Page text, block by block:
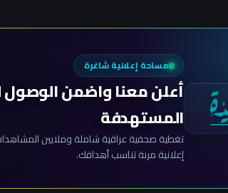
مساحة إعلانية شاغرة
أعلن معنا واضمن الوصول
المستهدفة
تغطية صحفية عراقية شاملة وملايين
إعلانية مرنة تناسب أهدافك.